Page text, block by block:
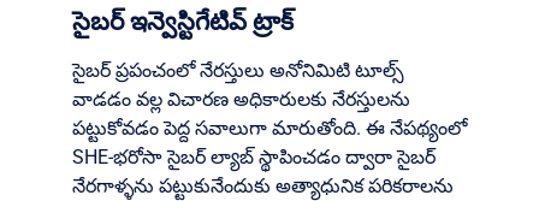
సైబర్ ఇన్వెస్టిగేటివ్ ట్రాక్
సైబర్ ప్రపంచంలో నేరస్తులు అనోనిమిటి టూల్స్
వాడడం వల్ల విచారణ అధికారులకు నేరస్తులను
పట్టుకోవడం పెద్ద సవాలుగా మారుతోంది. ఈ నేపథ్యంలో
SHE-భరోసా సైబర్ ల్యాబ్ స్థాపించడం ద్వారా సైబర్
నేరగాళ్ళను పట్టుకునేందుకు అత్యాధునిక పరికరాలను